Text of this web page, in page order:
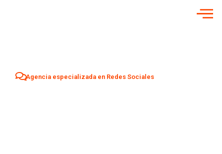
Agencia especializada en Redes Sociales